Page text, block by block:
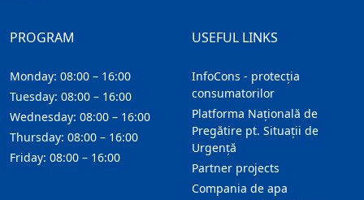
USEFUL LINKS
InfoCons - protecția
consumatorilor
Platforma Națională de
Pregătire pt. Situații de
Urgență
Partner projects
Compania de apa
PROGRAM
Monday: 08:00 – 16:00
Tuesday: 08:00 – 16:00
Wednesday: 08:00 – 16:00
Thursday: 08:00 – 16:00
Friday: 08:00 – 16:00